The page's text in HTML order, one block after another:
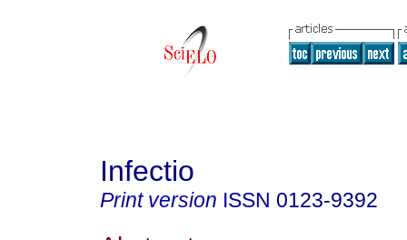
Infectio
Print version ISSN 0123-9392